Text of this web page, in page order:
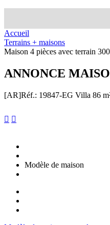
Accueil
Terrains + maisons
Maison 4 pièces avec terrain
ANNONCE
[AR]Réf.: 19847-EG Villa 86
 
Modèle de maison